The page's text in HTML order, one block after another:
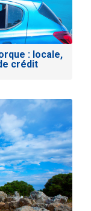
: locale,
crédit